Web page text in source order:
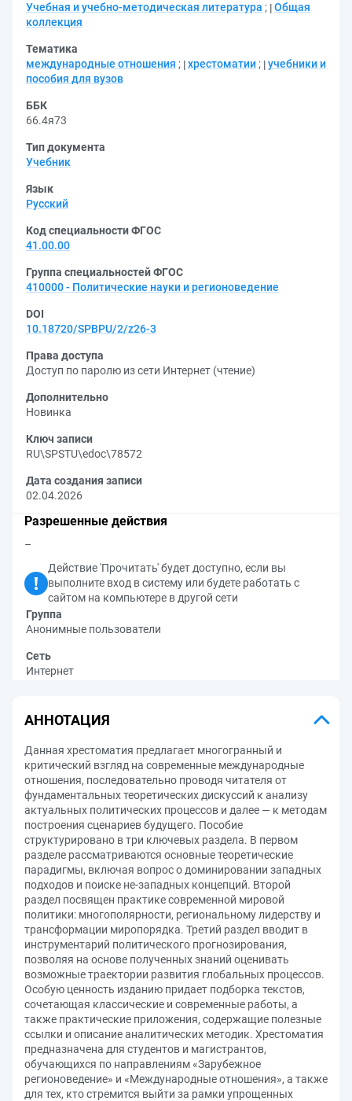
Учебная и учебно-методическая литература ; Общая
коллекция
Тематика
международные отношения ; хрестоматии ; учебники и
пособия для вузов
ББК
66.4я73
Тип документа
Учебник
Язык
Русский
Код специальности ФГОС
41.00.00
Группа специальностей ФГОС
410000 - Политические науки и регионоведение
DOI
10.18720/SPBPU/2/z26-3
Права доступа
Доступ по паролю из сети Интернет (чтение)
Дополнительно
Новинка
Ключ записи
RU\SPSTU\edoc\78572
Дата создания записи
02.04.2026
Разрешенные действия
–
Действие 'Прочитать' будет доступно, если вы
выполните вход в систему или будете работать с
сайтом на компьютере в другой сети
Группа
Анонимные пользователи
Сеть
Интернет
АННОТАЦИЯ
Данная хрестоматия предлагает многогранный и
критический взгляд на современные международные
отношения, последовательно проводя читателя от
фундаментальных теоретических дискуссий к анализу
актуальных политических процессов и далее — к методам
построения сценариев будущего. Пособие
структурировано в три ключевых раздела. В первом
разделе рассматриваются основные теоретические
парадигмы, включая вопрос о доминировании западных
подходов и поиске не-западных концепций. Второй
раздел посвящен практике современной мировой
политики: многополярности, региональному лидерству и
трансформации миропорядка. Третий раздел вводит в
инструментарий политического прогнозирования,
позволяя на основе полученных знаний оценивать
возможные траектории развития глобальных процессов.
Особую ценность изданию придает подборка текстов,
сочетающая классические и современные работы, а
также практические приложения, содержащие полезные
ссылки и описание аналитических методик. Хрестоматия
предназначена для студентов и магистрантов,
обучающихся по направлениям «Зарубежное
регионоведение» и «Международные отношения», а также
для тех, кто стремится выйти за рамки упрощенных